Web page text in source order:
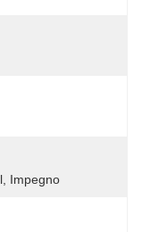
Impegno